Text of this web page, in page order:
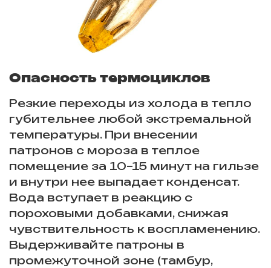
Опасность термоциклов
Резкие переходы из холода в тепло
губительнее любой экстремальной
температуры. При внесении
патронов с мороза в теплое
помещение за 10–15 минут на гильзе
и внутри нее выпадает конденсат.
Вода вступает в реакцию с
пороховыми добавками, снижая
чувствительность к воспламенению.
Выдерживайте патроны в
промежуточной зоне (тамбур,